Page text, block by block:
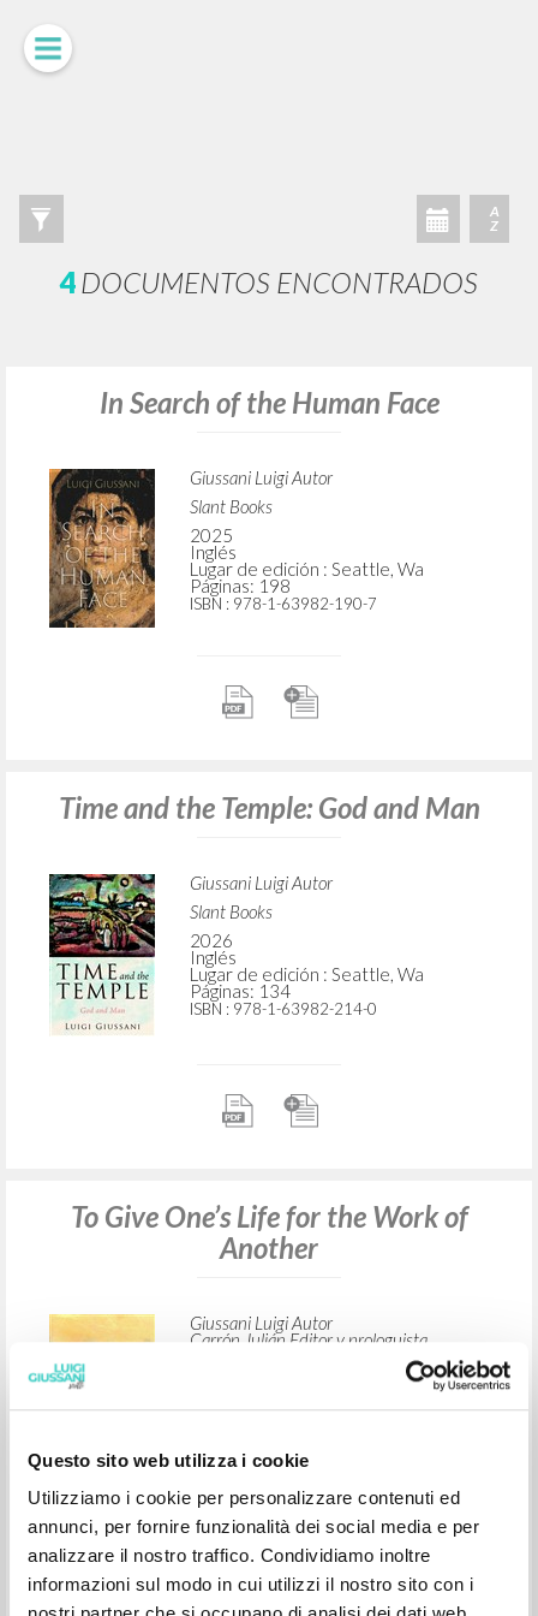
Questo sito web utilizza i cookie
Utilizziamo i cookie per personalizzare contenuti ed
annunci, per fornire funzionalità dei social media e per
analizzare il nostro traffico. Condividiamo inoltre
informazioni sul modo in cui utilizzi il nostro sito con i
A
Z
4DOCUMENTOS ENCONTRADOS
In Search of the Human Face
Giussani Luigi Autor
Slant Books
2025
Inglés
Lugar de edición : Seattle, Wa
Páginas: 198
ISBN : 978-1-63982-190-7
Time and the Temple: God and Man
Giussani Luigi Autor
Slant Books
2026
Inglés
Lugar de edición : Seattle, Wa
Páginas: 134
ISBN : 978-1-63982-214-0
To Give One’s Life for the Work of
Another
Giussani Luigi Autor
Carrón Julián Editor y prologuista
McGill-Queen's University Press
Inglés
Páginas: 168